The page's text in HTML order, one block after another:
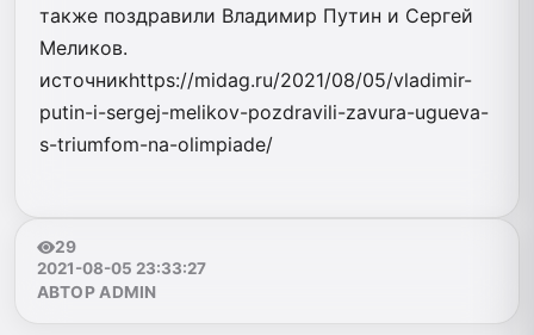
также поздравили Владимир Путин и Сергей
Меликов.
источникhttps://midag.ru/2021/08/05/vladimir-
putin-i-sergej-melikov-pozdravili-zavura-ugueva-
s-triumfom-na-olimpiade/
29
2021-08-05 23:33:27
АВТОР ADMIN